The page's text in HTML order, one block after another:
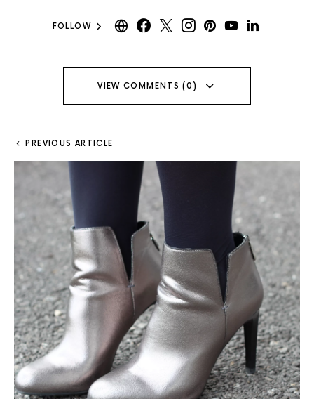
FOLLOW
VIEW COMMENTS (0)
PREVIOUS ARTICLE